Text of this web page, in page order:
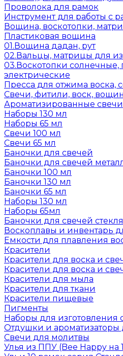
Проволока для рамок
Инструмент для работы с
Вощина, воскотопки,
Пластиковая вощина
01.Вощина дадан, рут
02.Вальцы, матрицы для
03.Воскотопки солнечные,
электрические
Пресса для отжима воска,
Свечи, фитили, воск,
Ароматизированные свечи
Наборы 130 мл
Наборы 65 мл
Свечи 100 мл
Свечи 65 мл
Баночки для свечей
Баночки для свечей
Баночки 100 мл
Баночки 130 мл
Баночки 65 мл
Наборы 130 мл
Наборы 65мл
Баночки для свечей
Воскоплавы и инвентарь
Емкости для плавления
Красители
Красители для воска и
Красители для воска и
Красители для мыла
Красители для ткани
Красители пищевые
Пигменты
Наборы для изготовления
Отдушки и ароматизаторы
Свечи для молитвы
Улья из ППУ (Bee Happy на